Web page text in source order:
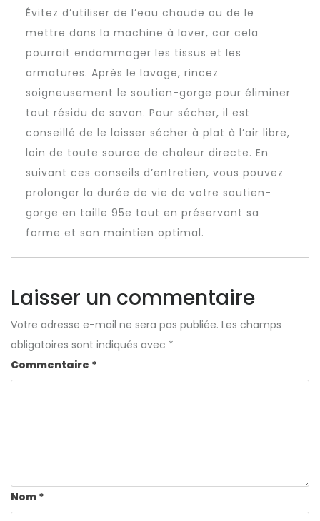
Évitez d’utiliser de l’eau chaude ou de le
mettre dans la machine à laver, car cela
pourrait endommager les tissus et les
armatures. Après le lavage, rincez
soigneusement le soutien-gorge pour éliminer
tout résidu de savon. Pour sécher, il est
conseillé de le laisser sécher à plat à l’air libre,
loin de toute source de chaleur directe. En
suivant ces conseils d’entretien, vous pouvez
prolonger la durée de vie de votre soutien-
gorge en taille 95e tout en préservant sa
forme et son maintien optimal.
Laisser un commentaire
Votre adresse e-mail ne sera pas publiée. Les champs
obligatoires sont indiqués avec *
Commentaire *
Nom *